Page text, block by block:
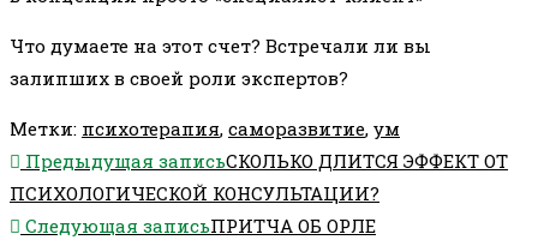
Что думаете на этот счет? Встречали ли вы
залипших в своей роли экспертов?
Метки: психотерапия, саморазвитие, ум
Еще
статьи
Предыдущая записьСКОЛЬКО ДЛИТСЯ ЭФФЕКТ ОТ
ПСИХОЛОГИЧЕСКОЙ КОНСУЛЬТАЦИИ?
Следующая записьПРИТЧА ОБ ОРЛЕ